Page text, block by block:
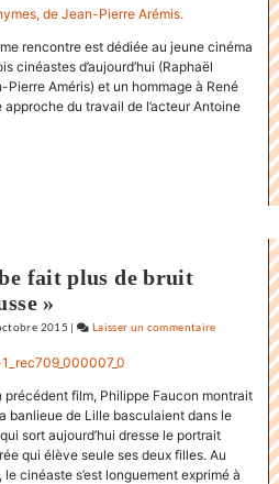
au
rencontre est dédiée au jeune cinéma
cinéastes d’aujourd’hui (Raphaël
Améris) et un hommage à René
approche du travail de l’acteur Antoine
fait plus de bruit
»
2015 | Laisser un commentaire
monde
au
Festival
précédent film, Philippe Faucon montrait
banlieue de Lille basculaient dans le
sort aujourd’hui dresse le portrait
qui élève seule ses deux filles. Au
cinéaste s’est longuement exprimé à